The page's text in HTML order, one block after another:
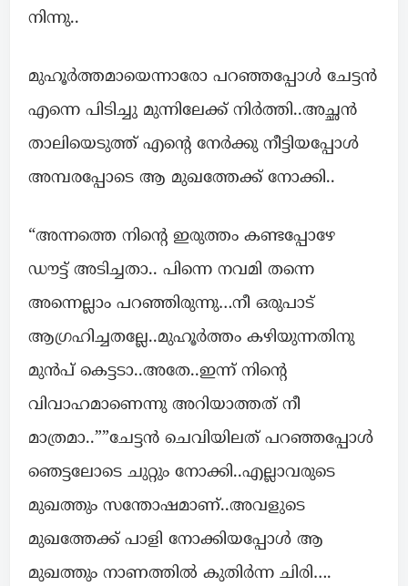
നിന്നു..
മുഹൂർത്തമായെന്നാരോ പറഞ്ഞപ്പോൾ ചേട്ടൻ
എന്നെ പിടിച്ചു മുന്നിലേക്ക് നിർത്തി..അച്ഛൻ
താലിയെടുത്ത് എന്റെ നേർക്കു നീട്ടിയപ്പോൾ
അമ്പരപ്പോടെ ആ മുഖത്തേക്ക് നോക്കി..
“അന്നത്തെ നിന്റെ ഇരുത്തം കണ്ടപ്പോഴേ
ഡൗട്ട് അടിച്ചതാ.. പിന്നെ നവമി തന്നെ
അന്നെല്ലാം പറഞ്ഞിരുന്നു…നീ ഒരുപാട്
ആഗ്രഹിച്ചതല്ലേ..മുഹൂർത്തം കഴിയുന്നതിനു
മുൻപ് കെട്ടടാ..അതേ..ഇന്ന് നിന്റെ
വിവാഹമാണെന്നു അറിയാത്തത് നീ
മാത്രമാ..””ചേട്ടൻ ചെവിയിലത് പറഞ്ഞപ്പോൾ
ഞെട്ടലോടെ ചുറ്റും നോക്കി..എല്ലാവരുടെ
മുഖത്തും സന്തോഷമാണ്..അവളുടെ
മുഖത്തേക്ക് പാളി നോക്കിയപ്പോൾ ആ
മുഖത്തും നാണത്തിൽ കുതിർന്ന ചിരി….